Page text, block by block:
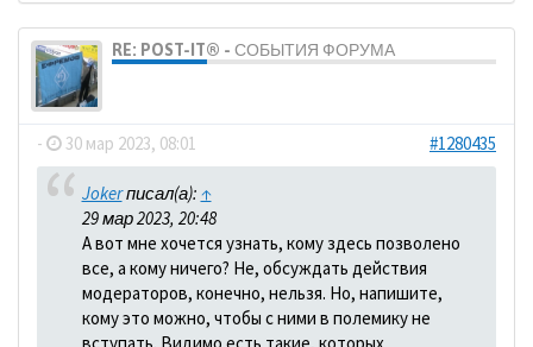
RE: POST-IT® - СОБЫТИЯ ФОРУМА
- 30 мар 2023, 08:01 #1280435
Jokerписал(а): ↑
29 мар 2023, 20:48
А вот мне хочется узнать, кому здесь позволено
все, а кому ничего? Не, обсуждать действия
модераторов, конечно, нельзя. Но, напишите,
кому это можно, чтобы с ними в полемику не